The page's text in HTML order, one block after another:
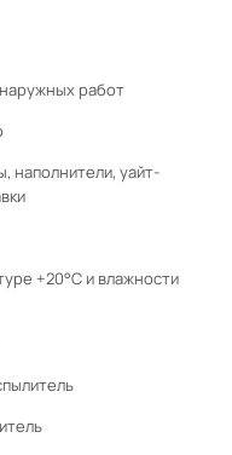
работ
наполнители, уайт-
+20°С и влажности